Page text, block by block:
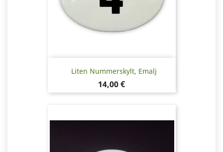
Liten Nummerskylt, Emalj
Pris
14,00 €